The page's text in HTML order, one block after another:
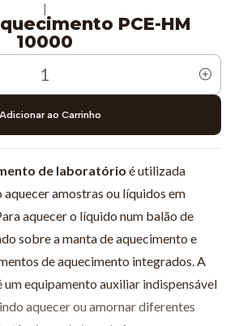
|
PCE-HM
10000
Adicionar ao Carrinho
de laboratório é utilizada
aquecer amostras ou líquidos em
aquecer o líquido num balão de
sobre a manta de aquecimento e
de aquecimento integrados. A
um equipamento auxiliar indispensável
aquecer ou amornar diferentes